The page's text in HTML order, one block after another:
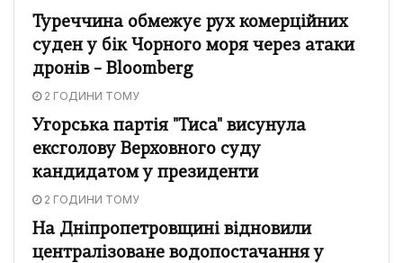
Туреччина обмежує рух комерційних
суден у бік Чорного моря через атаки
дронів – Bloomberg
2 ГОДИНИ ТОМУ
Угорська партія "Тиса" висунула
ексголову Верховного суду
кандидатом у президенти
2 ГОДИНИ ТОМУ
На Дніпропетровщині відновили
централізоване водопостачання у